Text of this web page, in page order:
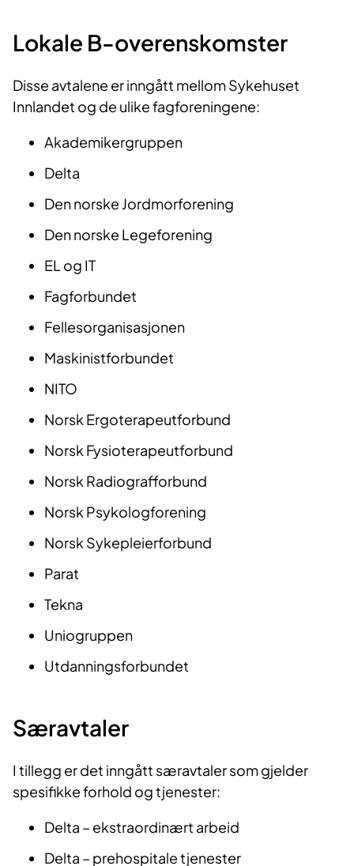
Lokale B-overenskomster
Disse avtalene er inngått mellom Sykehuset
Innlandet og de ulike fagforeningene:
Akademikergruppen
Delta
Den norske Jordmorforening
Den norske Legeforening
EL og IT
Fagforbundet
Fellesorganisasjonen
Maskinistforbundet
NITO
Norsk Ergoterapeutforbund
Norsk Fysioterapeutforbund
Norsk Radiografforbund
Norsk Psykologforening
Norsk Sykepleierforbund
Parat
Tekna
Uniogruppen
Utdanningsforbundet
Særavtaler
I tillegg er det inngått særavtaler som gjelder
spesifikke forhold og tjenester:
Delta – ekstraordinært arbeid
Delta – prehospitale tjenester